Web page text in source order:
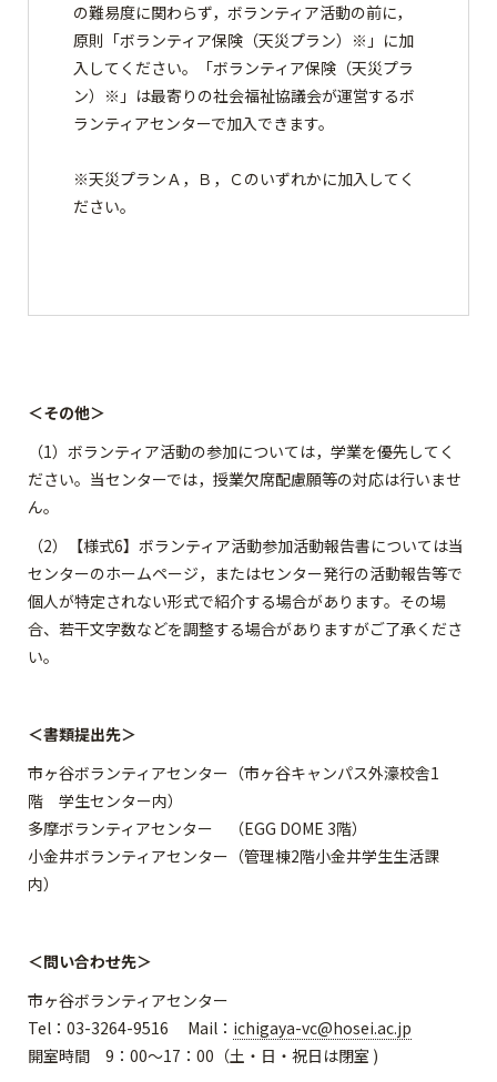
の難易度に関わらず，ボランティア活動の前に，
原則「ボランティア保険（天災プラン）※」に加
入してください。「ボランティア保険（天災プラ
ン）※」は最寄りの社会福祉協議会が運営するボ
ランティアセンターで加入できます。
※天災プランＡ，Ｂ，Ｃのいずれかに加入してく
ださい。
＜その他＞
（1）ボランティア活動の参加については，学業を優先してく
ださい。当センターでは，授業欠席配慮願等の対応は行いませ
ん。
（2）【様式6】ボランティア活動参加活動報告書については当
センターのホームページ，またはセンター発行の活動報告等で
個人が特定されない形式で紹介する場合があります。その場
合、若干文字数などを調整する場合がありますがご了承くださ
い。
＜書類提出先＞
市ヶ谷ボランティアセンター（市ヶ谷キャンパス外濠校舎1
階 学生センター内）
多摩ボランティアセンター （EGG DOME 3階）
小金井ボランティアセンター（管理棟2階小金井学生生活課
内）
＜問い合わせ先＞
市ヶ谷ボランティアセンター
Tel：03-3264-9516 Mail： ichigaya-vc@hosei.ac.jp
開室時間 9：00～17：00（土・日・祝日は閉室 )